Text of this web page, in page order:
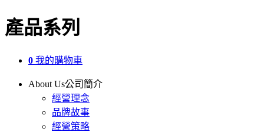
產品系列
0 我的購物車
About Us公司簡介
經營理念
品牌故事
經營策略